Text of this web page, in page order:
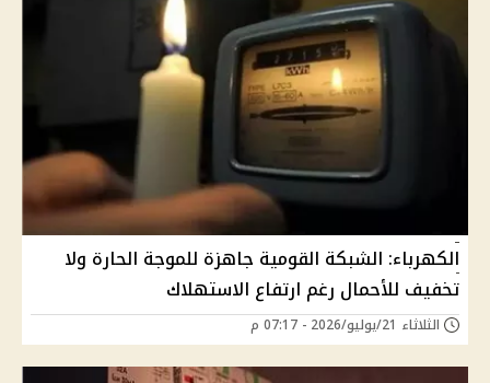
الكهرباء: الشبكة القومية جاهزة للموجة الحارة ولا
تخفيف للأحمال رغم ارتفاع الاستهلاك
الثلاثاء 21/يوليو/2026 - 07:17 م